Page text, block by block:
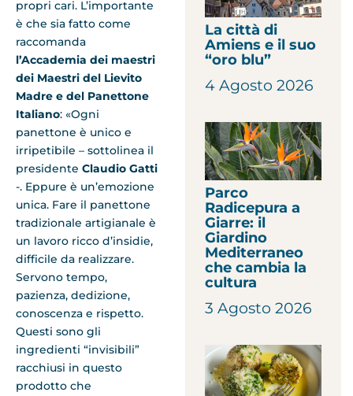
propri cari. L’importante
è che sia fatto come
raccomanda
l’Accademia dei maestri
dei Maestri del Lievito
Madre e del Panettone
Italiano: «Ogni
panettone è unico e
irripetibile – sottolinea il
presidente Claudio Gatti
-. Eppure è un’emozione
unica. Fare il panettone
tradizionale artigianale è
un lavoro ricco d’insidie,
difficile da realizzare.
Servono tempo,
pazienza, dedizione,
conoscenza e rispetto.
Questi sono gli
ingredienti “invisibili”
racchiusi in questo
prodotto che
La città di
Amiens e il suo
“oro blu”
4 Agosto 2026
Parco
Radicepura a
Giarre: il
Giardino
Mediterraneo
che cambia la
cultura
3 Agosto 2026